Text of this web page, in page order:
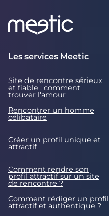
Les services Meetic
Site de rencontre sérieux
et fiable : comment
trouver l'amour
Rencontrer un homme
célibataire
Créer un profil unique et
attractif
Comment rendre son
profil attractif sur un site
de rencontre ?
Comment rédiger un profil
attractif et authentique ?